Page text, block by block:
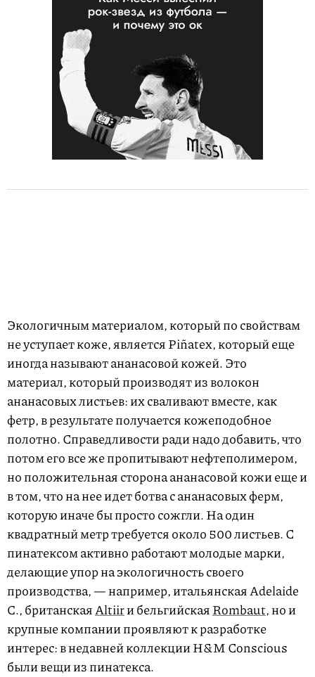
Экологичным материалом, который по свойствам
не уступает коже, является Piñatex, который еще
иногда называют ананасовой кожей. Это
материал, который производят из волокон
ананасовых листьев: их сваливают вместе, как
фетр, в результате получается кожеподобное
полотно. Справедливости ради надо добавить, что
потом его все же пропитывают нефтеполимером,
но положительная сторона ананасовой кожи еще и
в том, что на нее идет ботва с ананасовых ферм,
которую иначе бы просто сожгли. На один
квадратный метр требуется около 500 листьев. С
пинатексом активно работают молодые марки,
делающие упор на экологичность своего
производства, — например, итальянская Adelaide
C.​, британскаяAltiirи бельгийскаяRombaut, но и
крупные компании проявляют к разработке
интерес: в недавней коллекции H&M Сonscious
были вещи из пинатекса.